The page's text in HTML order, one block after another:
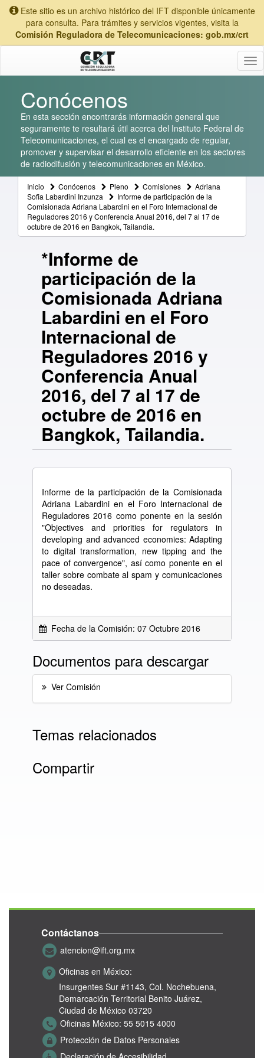
Este sitio es un archivo histórico del IFT disponible únicamente
para consulta. Para trámites y servicios vigentes, visita la
Comisión Reguladora de Telecomunicaciones: gob.mx/crt
Conócenos
En esta sección encontrarás información general que
seguramente te resultará útil acerca del Instituto Federal de
Telecomunicaciones, el cual es el encargado de regular,
promover y supervisar el desarrollo eficiente en los sectores
de radiodifusión y telecomunicaciones en México.
Inicio Conócenos Pleno Comisiones
Adriana
Sofia Labardini Inzunza
Informe de participación de la
Comisionada Adriana Labardini en el Foro Internacional de
Reguladores 2016 y Conferencia Anual 2016, del 7 al 17 de
octubre de 2016 en Bangkok, Tailandia.
*Informe de
participación de la
Comisionada Adriana
Labardini en el Foro
Internacional de
Reguladores 2016 y
Conferencia Anual
2016, del 7 al 17 de
octubre de 2016 en
Bangkok, Tailandia.
Informe de la participación de la Comisionada
Adriana Labardini en el Foro Internacional de
Reguladores 2016 como ponente en la sesión
"Objectives and priorities for regulators in
developing and advanced economies: Adapting
to digital transformation, new tipping and the
pace of convergence", así como ponente en el
taller sobre combate al spam y comunicaciones
no deseadas.
Fecha de la Comisión: 07 Octubre 2016
Documentos para descargar
Ver Comisión
Temas relacionados
Compartir
Contáctanos
atencion@ift.org.mx
Oficinas en México:
Insurgentes Sur #1143, Col. Nochebuena,
Demarcación Territorial Benito Juárez,
Ciudad de México 03720
Oficinas México: 55 5015 4000
Protección de Datos Personales